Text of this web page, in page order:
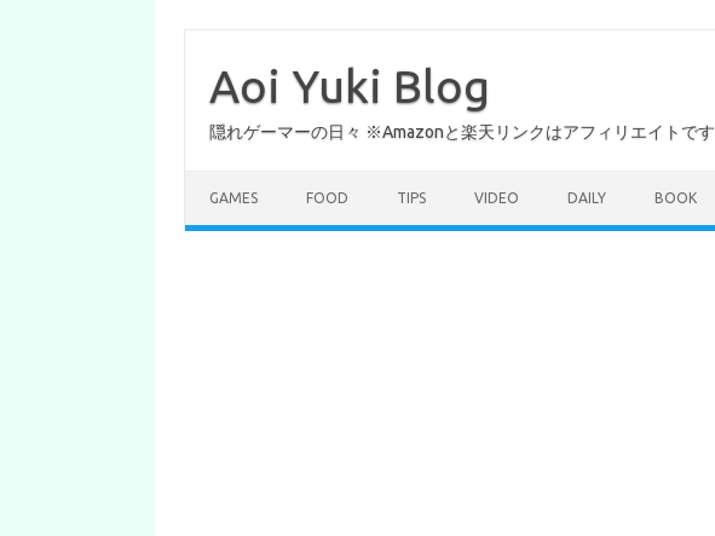
Aoi Yuki Blog
隠れゲーマーの日々 ※Amazonと楽天リンクはアフィリエイトです
GAMES FOOD TIPS VIDEO DAILY BOOK